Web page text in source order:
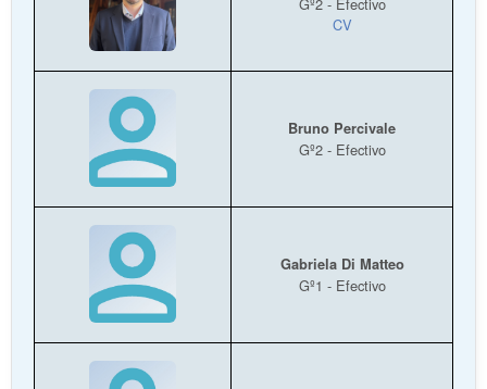
Gº2 - Efectivo
CV
Bruno Percivale
Gº2 - Efectivo
Gabriela Di Matteo
Gº1 - Efectivo